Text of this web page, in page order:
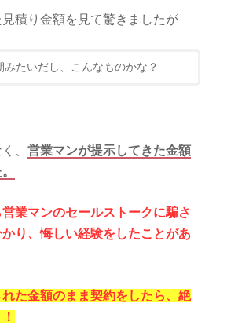
積り金額を見て驚きましたが
みたいだし、こんなものかな？
く、営業マンが提示してきた金額
業マンのセールストークに騙さ
り、悔しい経験をしたことがあ
た金額のまま契約をしたら、絶